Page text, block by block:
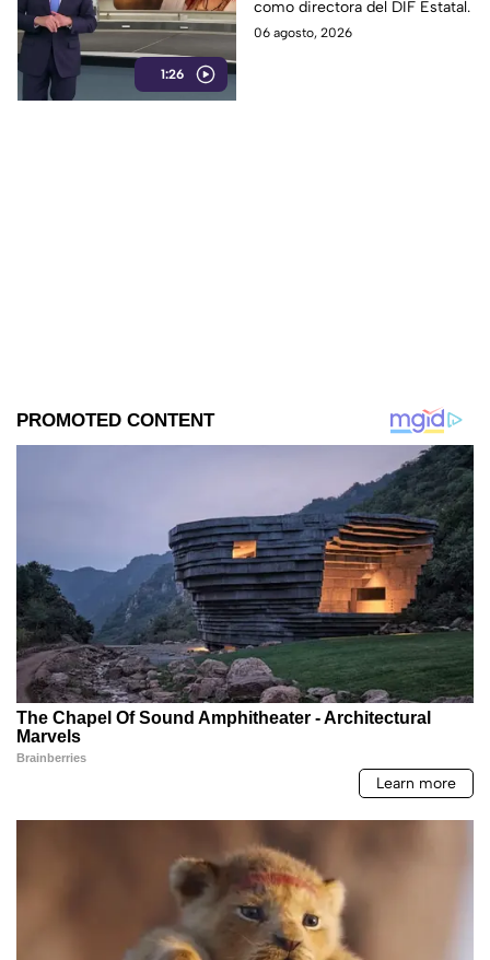
1:26
clase rumbo a Madrid
como directora del DIF Estatal.
06 agosto, 2026